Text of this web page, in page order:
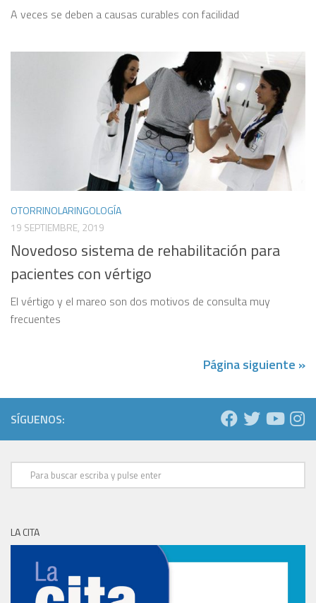
A veces se deben a causas curables con facilidad
OTORRINOLARINGOLOGÍA
19 SEPTIEMBRE, 2019
Novedoso sistema de rehabilitación para
pacientes con vértigo
El vértigo y el mareo son dos motivos de consulta muy
frecuentes
Página siguiente »
SÍGUENOS:
LA CITA